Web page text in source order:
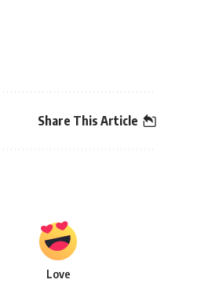
Share This Article
Love